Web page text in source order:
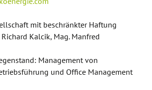
mit beschränkter Haftung
Kalcik, Mag. Manfred
Management von
und Office Management